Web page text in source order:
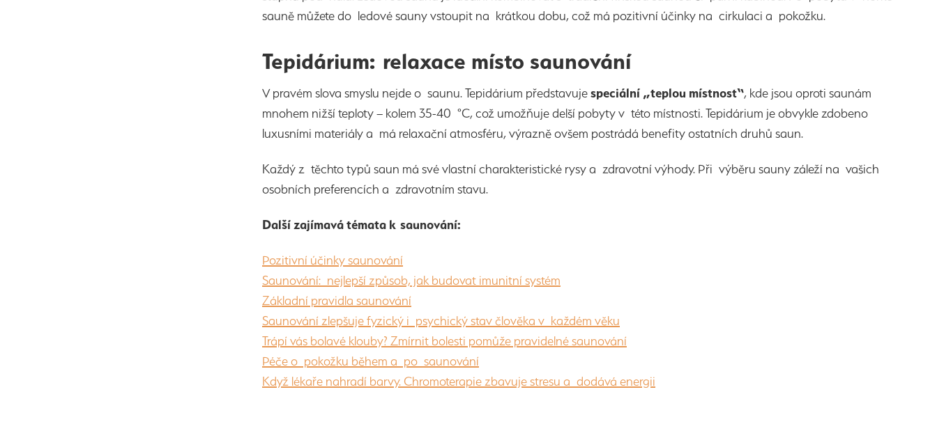
sauně můžete do ledové sauny vstoupit na krátkou dobu, což má pozitivní účinky na cirkulaci a pokožku.
Tepidárium: relaxace místo saunování
V pravém slova smyslu nejde o saunu. Tepidárium představujespeciální „teplou místnost“, kde jsou oproti saunám
mnohem nižší teploty – kolem 35-40 °C, což umožňuje delší pobyty v této místnosti. Tepidárium je obvykle zdobeno
luxusními materiály a má relaxační atmosféru, výrazně ovšem postrádá benefity ostatních druhů saun.
Každý z těchto typů saun má své vlastní charakteristické rysy a zdravotní výhody. Při výběru sauny záleží na vašich
osobních preferencích a zdravotním stavu.
Další zajímavá témata k saunování:
Pozitivní účinky saunování
Saunování: nejlepší způsob, jak budovat imunitní systém
Základní pravidla saunování
Saunování zlepšuje fyzický i psychický stav člověka v každém věku
Trápí vás bolavé klouby? Zmírnit bolesti pomůže pravidelné saunování
Péče o pokožku během a po saunování
Když lékaře nahradí barvy. Chromoterapie zbavuje stresu a dodává energii